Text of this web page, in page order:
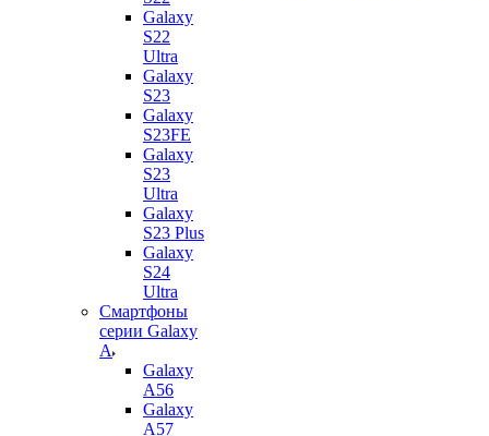
Galaxy
S22
Ultra
Galaxy
S23
Galaxy
S23FE
Galaxy
S23
Ultra
Galaxy
S23 Plus
Galaxy
S24
Ultra
Смартфоны
серии Galaxy
A
Galaxy
A56
Galaxy
A57